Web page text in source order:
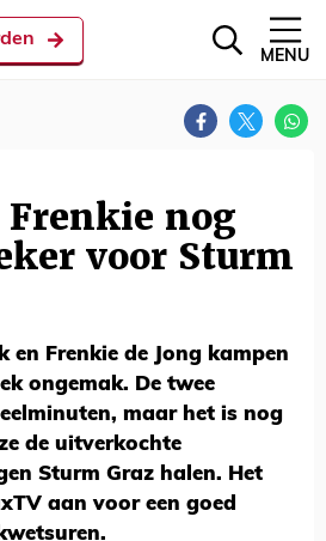
MENU
nog
voor Sturm
en Frenkie de Jong kampen
ongemak. De twee
maar het is nog
de uitverkochte
Sturm Graz halen. Het
aan voor een goed